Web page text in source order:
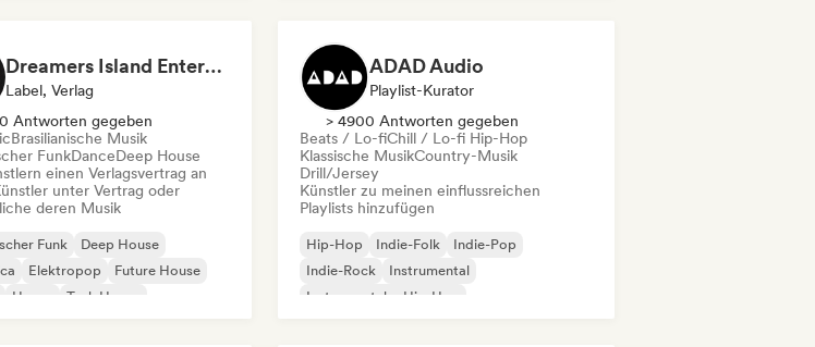
Dreamers Island Entertainment
Label, Verlag
Antworten gegeben
Brasilianische Musik
FunkDanceDeep House
einen Verlagsvertrag an
unter Vertrag oder
deren Musik
Funk
Deep House
Elektropop
Future House
House Tech House
ADAD Audio
Playlist-Kurator
> 4900 Antworten gegeben
Beats / Lo-fiChill / Lo-fi Hip-Hop
Klassische MusikCountry-Musik
Drill/Jersey
Künstler zu meinen einflussreichen
Playlists hinzufügen
Hip-Hop Indie-Folk
Indie-Pop
Indie-Rock
Instrumental
Instrumentaler Hip-Hop